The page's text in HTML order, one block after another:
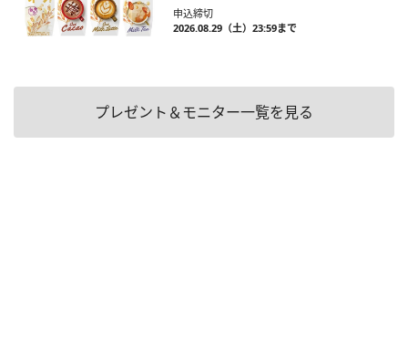
申込締切
2026.08.29（土）23:59まで
プレゼント＆モニター一覧を見る